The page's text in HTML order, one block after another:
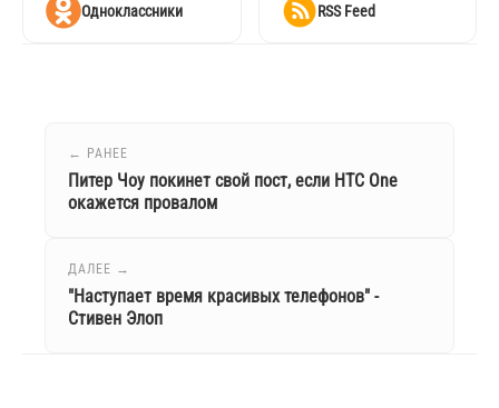
Одноклассники RSS Feed
← РАНЕЕ
Питер Чоу покинет свой пост, если HTC One
окажется провалом
ДАЛЕЕ →
"Наступает время красивых телефонов" -
Стивен Элоп